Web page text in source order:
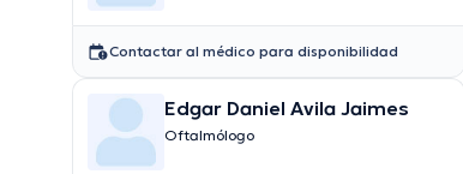
Contactar al médico para disponibilidad
Edgar Daniel Avila Jaimes
Oftalmólogo